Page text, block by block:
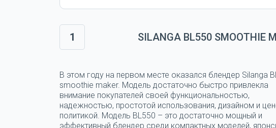
1 SILANGA BL550 SMOOTHIE
В этом году на первом месте оказался блендер Silanga
smoothie maker. Модель достаточно быстро привлекла
внимание покупателей своей функциональностью,
надежностью, простотой использования, дизайном и
политикой. Модель BL550 – это достаточно мощный и
эффективный блендер среди компактных моделей,